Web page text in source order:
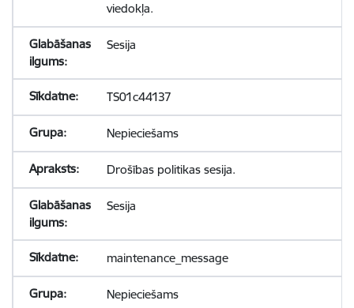
viedokļa.
Sesija
TS01c44137
Nepieciešams
Drošības politikas sesija.
Sesija
maintenance_message
Nepieciešams